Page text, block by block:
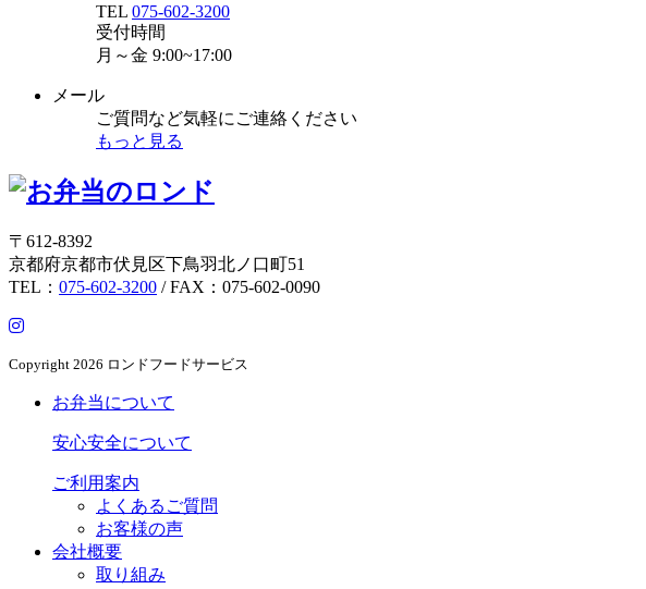
TEL 075-602-3200
受付時間
月～金 9:00~17:00
メール
ご質問など気軽にご連絡ください
もっと見る
〒612-8392
京都府京都市伏見区下鳥羽北ノ口町51
TEL： 075-602-3200 / FAX：075-602-0090
Copyright 2026 ロンドフードサービス
お弁当について
安心安全について
ご利用案内
よくあるご質問
お客様の声
会社概要
取り組み